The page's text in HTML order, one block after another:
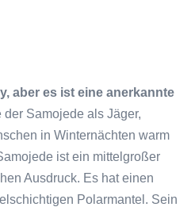
aber es ist eine anerkannte
der Samojede als Jäger,
in Winternächten warm
ist ein mittelgroßer
Ausdruck. Es hat einen
Polarmantel. Sein